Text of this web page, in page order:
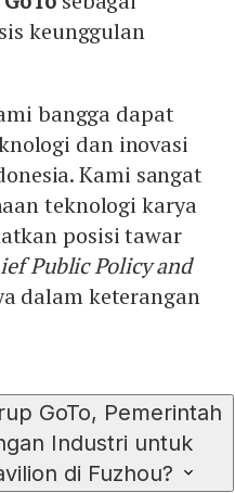
keunggulan
bangga dapat
dan inovasi
Kami sangat
teknologi karya
posisi tawar
Public Policy and
dalam keterangan
GoTo, Pemerintah
Industri untuk
di Fuzhou?